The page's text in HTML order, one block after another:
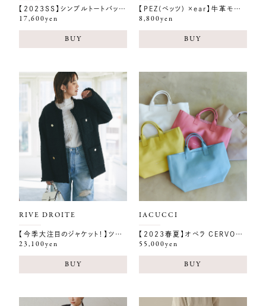
【2023SS】シンプルトートバッグ(SF-200)
17,600yen
BUY
【PEZ(ペッツ) ×ear】牛革モバイルストラップショルダー
8,800yen
BUY
RIVE DROITE
【今季大注目のジャケット！】ツイードフリンジジャケット
23,100yen
BUY
IACUCCI
【2023春夏】オペラ CERVO/STAMPA INTERNA
55,000yen
BUY